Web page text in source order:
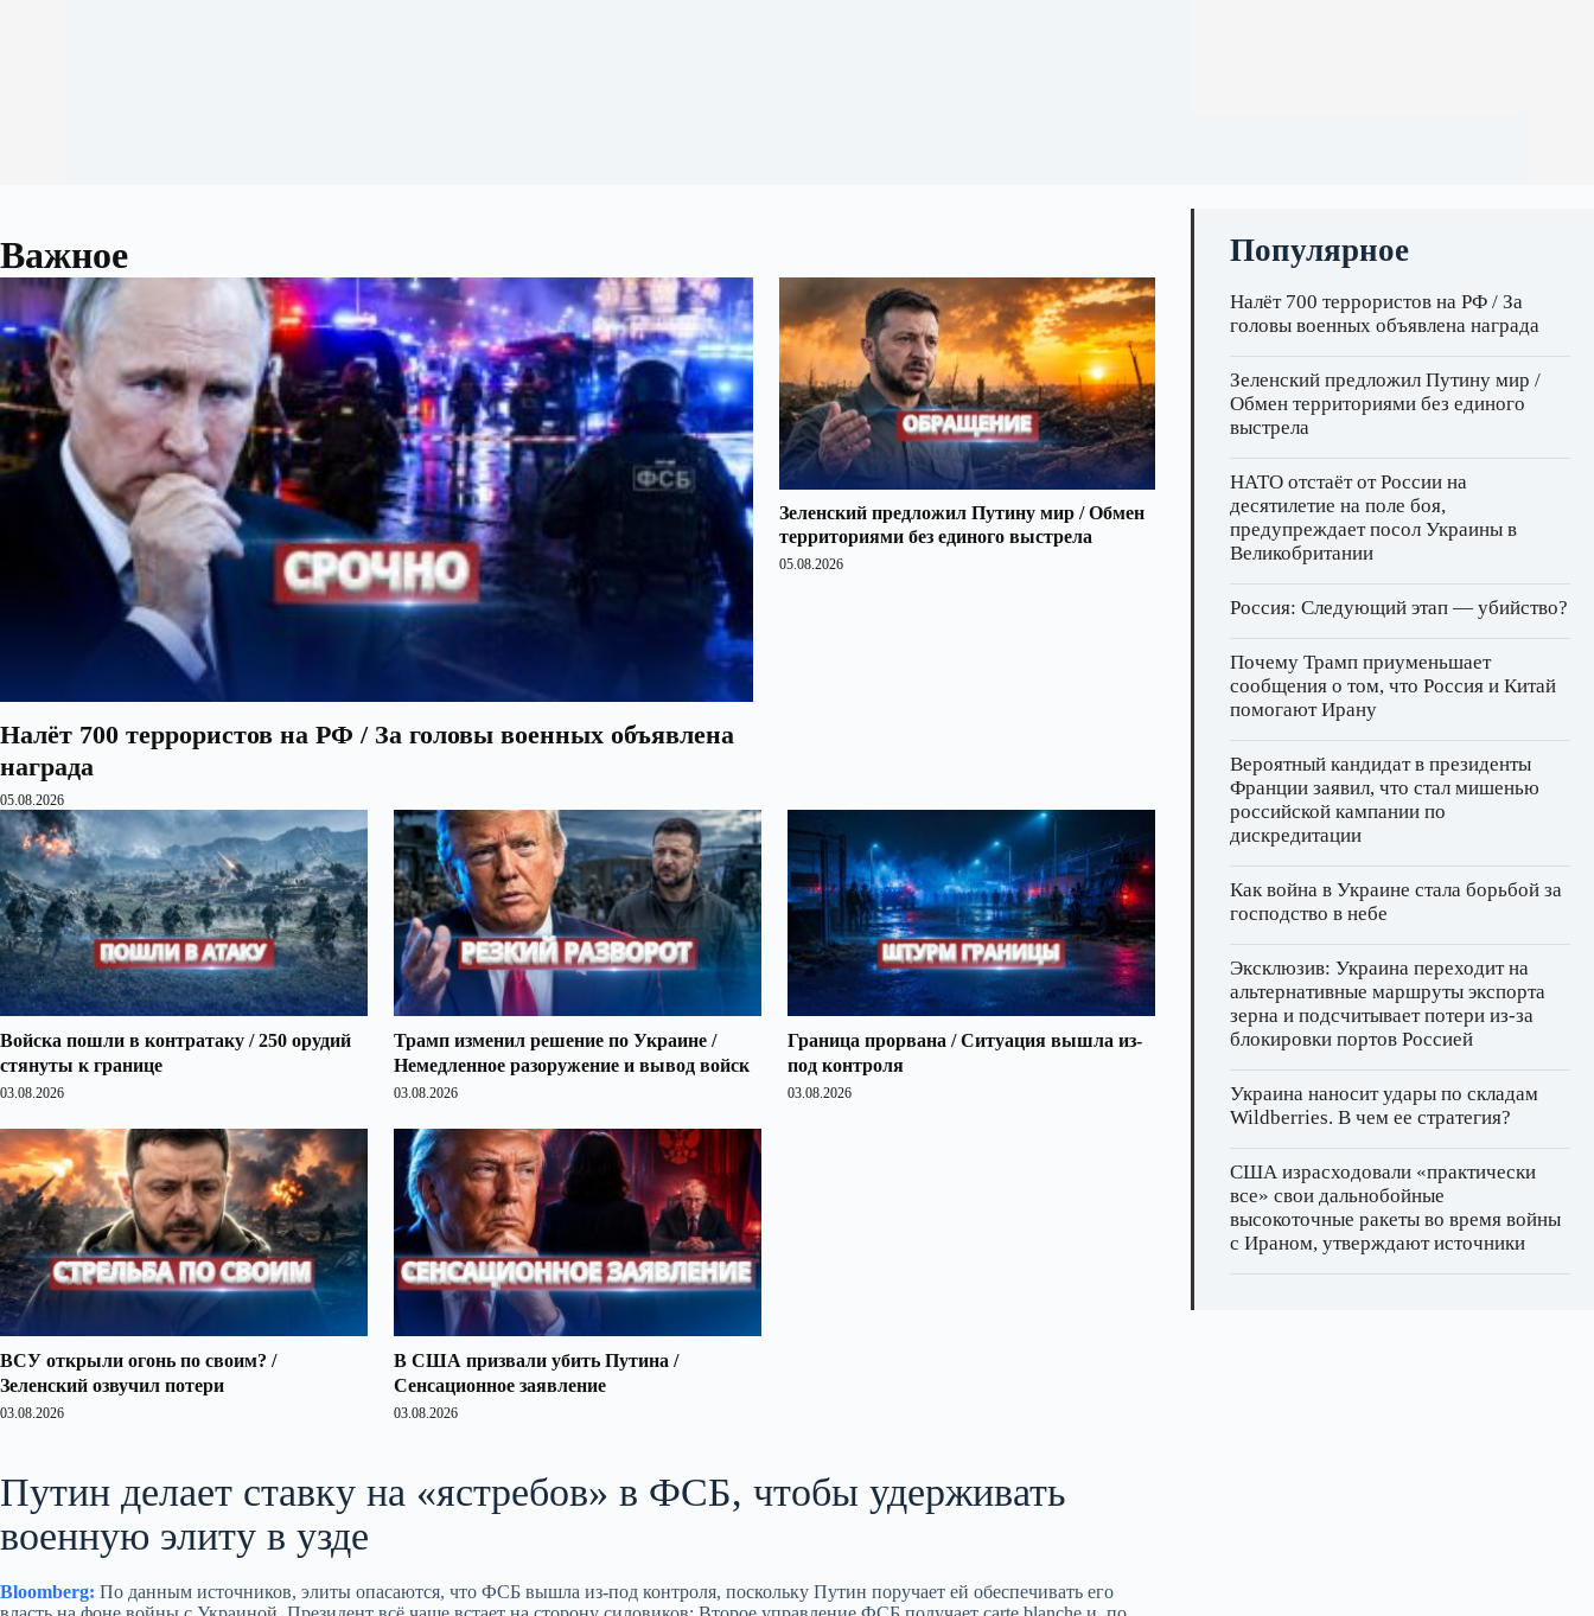
Важное
Налёт 700 террористов на РФ / За головы военных объявлена
награда
05.08.2026
Зеленский предложил Путину мир / Обмен
территориями без единого выстрела
05.08.2026
Войска пошли в контратаку / 250 орудий
стянуты к границе
03.08.2026
Трамп изменил решение по Украине /
Немедленное разоружение и вывод войск
03.08.2026
Граница прорвана / Ситуация вышла из-
под контроля
03.08.2026
ВСУ открыли огонь по своим? /
Зеленский озвучил потери
03.08.2026
В США призвали убить Путина /
Сенсационное заявление
03.08.2026
Путин делает ставку на «ястребов» в ФСБ, чтобы удерживать
военную элиту в узде
Bloomberg: По данным источников, элиты опасаются, что ФСБ вышла из‑под контроля, поскольку Путин поручает ей обеспечивать его
Популярное
Налёт 700 террористов на РФ / За
головы военных объявлена награда
Зеленский предложил Путину мир /
Обмен территориями без единого
выстрела
НАТО отстаёт от России на
десятилетие на поле боя,
предупреждает посол Украины в
Великобритании
Россия: Следующий этап — убийство?
Почему Трамп приуменьшает
сообщения о том, что Россия и Китай
помогают Ирану
Вероятный кандидат в президенты
Франции заявил, что стал мишенью
российской кампании по
дискредитации
Как война в Украине стала борьбой за
господство в небе
Эксклюзив: Украина переходит на
альтернативные маршруты экспорта
зерна и подсчитывает потери из‑за
блокировки портов Россией
Украина наносит удары по складам
Wildberries. В чем ее стратегия?
США израсходовали «практически
все» свои дальнобойные
высокоточные ракеты во время войны
с Ираном, утверждают источники